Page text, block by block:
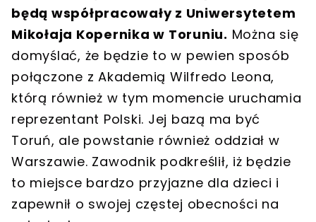
będą współpracowały z Uniwersytetem
Mikołaja Kopernika w Toruniu. Można się
domyślać, że będzie to w pewien sposób
połączone z Akademią Wilfredo Leona,
którą również w tym momencie uruchamia
reprezentant Polski. Jej bazą ma być
Toruń, ale powstanie również oddział w
Warszawie. Zawodnik podkreślił, iż będzie
to miejsce bardzo przyjazne dla dzieci i
zapewnił o swojej częstej obecności na